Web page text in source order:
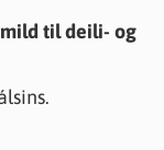
til deili- og